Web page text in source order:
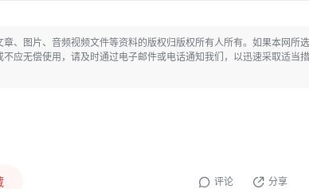
、图片、音频视频文件等资料的版权归版权所有人所有。如果本网所
应无偿使用，请及时通过电子邮件或电话通知我们，以迅速采取适当
评论 分享